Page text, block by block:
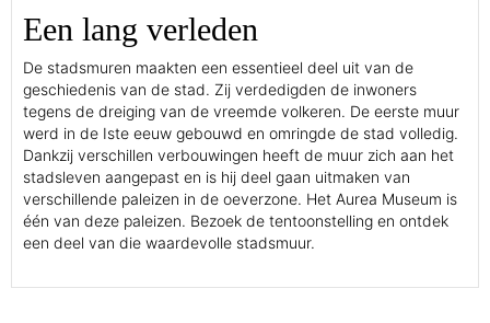
Een lang verleden
De stadsmuren maakten een essentieel deel uit van de
geschiedenis van de stad. Zij verdedigden de inwoners
tegens de dreiging van de vreemde volkeren. De eerste muur
werd in de Iste eeuw gebouwd en omringde de stad volledig.
Dankzij verschillen verbouwingen heeft de muur zich aan het
stadsleven aangepast en is hij deel gaan uitmaken van
verschillende paleizen in de oeverzone. Het Aurea Museum is
één van deze paleizen. Bezoek de tentoonstelling en ontdek
een deel van die waardevolle stadsmuur.